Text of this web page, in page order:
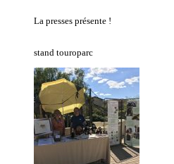
La presses présente !
stand touroparc